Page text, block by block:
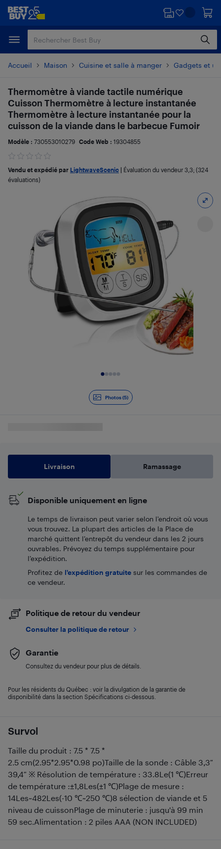
Passer
principal
Passer
Accueil Maison Cuisine et salle à manger Gadgets et
Photos (5)
Survol
Taille du produit : 7.5 * 7.5 *
2.5 cm(2.95*2.95*0.98 po)Taille de la sonde : Câble 3,3″
39,4″ ※ Résolution de température : 33.8Le(1 ℃)Erreur
de température :±1,8Les(±1 ℃)Plage de mesure :
14Les~482Les(-10 ℃~250 ℃)8 sélection de viande et 5
niveau de cuissonPlage de minuterie : jusqu'à 99 min
59 sec.Alimentation : 2 piles AAA (NON INCLUDED)
Thermomètre à viande tactile numérique
Cuisson Thermomètre à lecture instantanée
Thermomètre à lecture instantanée pour la
cuisson de la viande dans le barbecue Fumoir
Modèle : 730553010279 Code Web : 19304855
Vendu et expédié par LightwaveScenic Évaluation du vendeur 3,3; (324
évaluations)
Livraison Ramassage
Disponible uniquement en ligne
Le temps de livraison peut varier selon l'endroit où vous
vous trouvez. La plupart des articles de la Place de
marché quittent l’entrepôt du vendeur dans les 2 jours
ouvrables. Prévoyez du temps supplémentaire pour
l’expédition.
Profitez de l'expédition gratuite sur les commandes de
ce vendeur.
Politique de retour du vendeur
Consulter la politique de retour
Garantie
Consultez du vendeur pour plus de détails.
Pour les résidents du Québec : voir la divulgation de la garantie de
disponibilité dans la section Spécifications ci-dessous.